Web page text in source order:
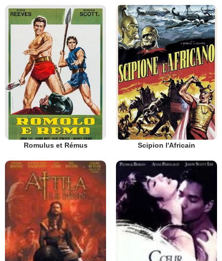
Romulus et Rémus Scipion l'Africain